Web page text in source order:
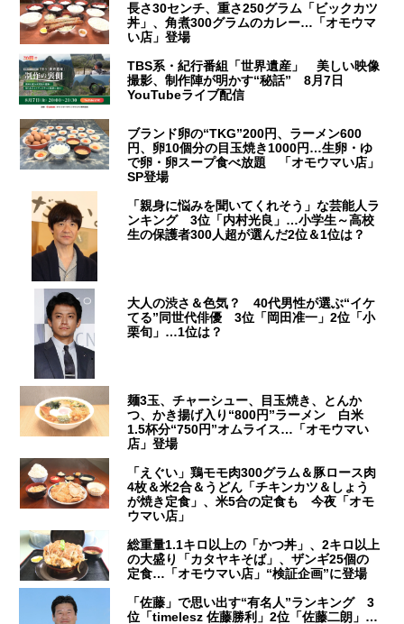
長さ30センチ、重さ250グラム「ビックカツ
丼」、角煮300グラムのカレー…「オモウマ
い店」登場
TBS系・紀行番組「世界遺産」 美しい映像
撮影、制作陣が明かす“秘話” 8月7日
YouTubeライブ配信
ブランド卵の“TKG”200円、ラーメン600
円、卵10個分の目玉焼き1000円…生卵・ゆ
で卵・卵スープ食べ放題 「オモウマい店」
SP登場
「親身に悩みを聞いてくれそう」な芸能人ラ
ンキング 3位「内村光良」…小学生～高校
生の保護者300人超が選んだ2位＆1位は？
大人の渋さ＆色気？ 40代男性が選ぶ“イケ
てる”同世代俳優 3位「岡田准一」2位「小
栗旬」…1位は？
麺3玉、チャーシュー、目玉焼き、とんか
つ、かき揚げ入り“800円”ラーメン 白米
1.5杯分“750円”オムライス…「オモウマい
店」登場
「えぐい」鶏モモ肉300グラム＆豚ロース肉
4枚＆米2合＆うどん「チキンカツ＆しょう
が焼き定食」、米5合の定食も 今夜「オモ
ウマい店」
総重量1.1キロ以上の「かつ丼」、2キロ以上
の大盛り「カタヤキそば」、ザンギ25個の
定食…「オモウマい店」“検証企画”に登場
「佐藤」で思い出す“有名人”ランキング 3
位「timelesz 佐藤勝利」2位「佐藤二朗」…